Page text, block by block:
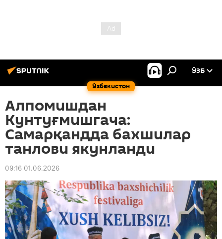
Ўзбекистон
ЎЗБ
Алпомишдан
Кунтуғмишгача:
Самарқандда бахшилар
танлови якунланди
09:16 01.06.2026